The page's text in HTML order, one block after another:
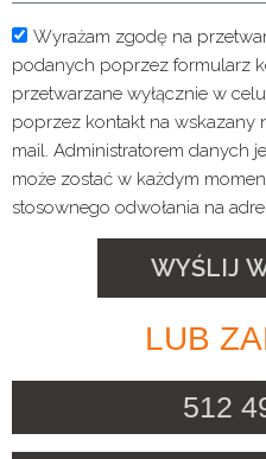
Wyrażam zgodę na
podanych poprzez formularz
przetwarzane wyłącznie w
poprzez kontakt na wskazany
mail. Administratorem danych
może zostać w każdym
stosownego odwołania na
WYŚLIJ
LUB
512